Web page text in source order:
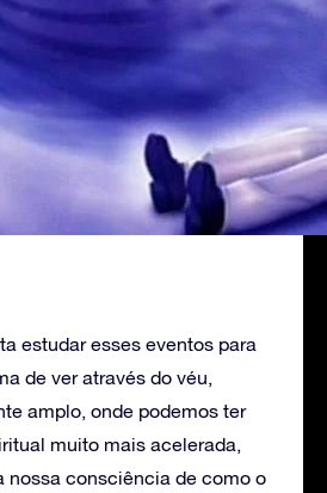
estudar esses eventos para
de ver através do véu,
amplo, onde podemos ter
muito mais acelerada,
nossa consciência de como o